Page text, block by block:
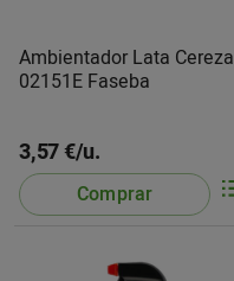
Ambientador Lata Cereza
02151E Faseba
3,57 €/u.
Comprar